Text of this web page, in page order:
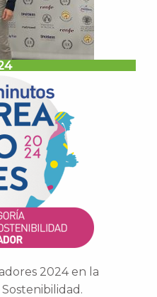
2024 en la